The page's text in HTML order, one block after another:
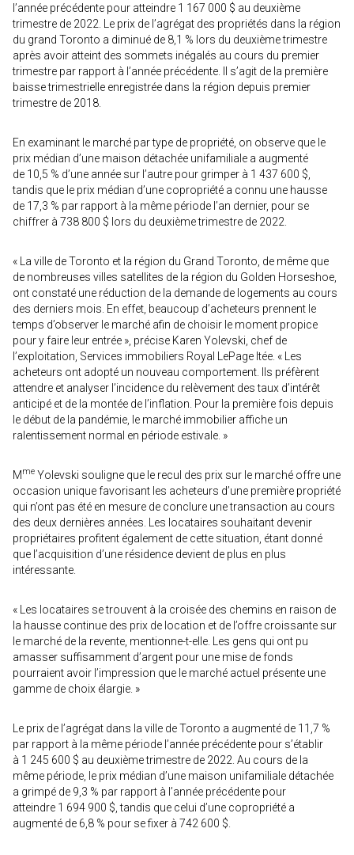
l’année précédente pour atteindre 1 167 000 $ au deuxième
trimestre de 2022. Le prix de l’agrégat des propriétés dans la région
du grand Toronto a diminué de 8,1 % lors du deuxième trimestre
après avoir atteint des sommets inégalés au cours du premier
trimestre par rapport à l’année précédente. Il s’agit de la première
baisse trimestrielle enregistrée dans la région depuis premier
trimestre de 2018.
En examinant le marché par type de propriété, on observe que le
prix médian d’une maison détachée unifamiliale a augmenté
de 10,5 % d’une année sur l’autre pour grimper à 1 437 600 $,
tandis que le prix médian d’une copropriété a connu une hausse
de 17,3 % par rapport à la même période l’an dernier, pour se
chiffrer à 738 800 $ lors du deuxième trimestre de 2022.
« La ville de Toronto et la région du Grand Toronto, de même que
de nombreuses villes satellites de la région du Golden Horseshoe,
ont constaté une réduction de la demande de logements au cours
des derniers mois. En effet, beaucoup d’acheteurs prennent le
temps d’observer le marché afin de choisir le moment propice
pour y faire leur entrée », précise Karen Yolevski, chef de
l’exploitation, Services immobiliers Royal LePage ltée. « Les
acheteurs ont adopté un nouveau comportement. Ils préfèrent
attendre et analyser l’incidence du relèvement des taux d’intérêt
anticipé et de la montée de l’inflation. Pour la première fois depuis
le début de la pandémie, le marché immobilier affiche un
ralentissement normal en période estivale. »
Mme Yolevski souligne que le recul des prix sur le marché offre une
occasion unique favorisant les acheteurs d’une première propriété
qui n’ont pas été en mesure de conclure une transaction au cours
des deux dernières années. Les locataires souhaitant devenir
propriétaires profitent également de cette situation, étant donné
que l’acquisition d’une résidence devient de plus en plus
intéressante.
« Les locataires se trouvent à la croisée des chemins en raison de
la hausse continue des prix de location et de l’offre croissante sur
le marché de la revente, mentionne-t-elle. Les gens qui ont pu
amasser suffisamment d’argent pour une mise de fonds
pourraient avoir l’impression que le marché actuel présente une
gamme de choix élargie. »
Le prix de l’agrégat dans la ville de Toronto a augmenté de 11,7 %
par rapport à la même période l’année précédente pour s’établir
à 1 245 600 $ au deuxième trimestre de 2022. Au cours de la
même période, le prix médian d’une maison unifamiliale détachée
a grimpé de 9,3 % par rapport à l’année précédente pour
atteindre 1 694 900 $, tandis que celui d’une copropriété a
augmenté de 6,8 % pour se fixer à 742 600 $.